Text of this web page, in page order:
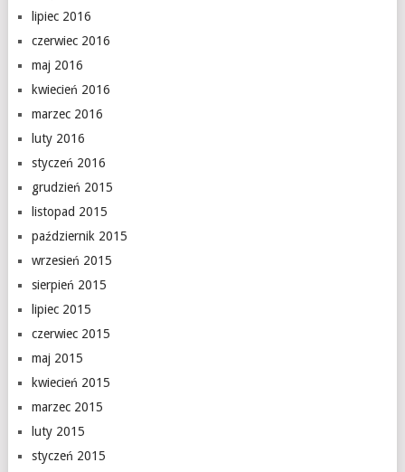
lipiec 2016
czerwiec 2016
maj 2016
kwiecień 2016
marzec 2016
luty 2016
styczeń 2016
grudzień 2015
listopad 2015
październik 2015
wrzesień 2015
sierpień 2015
lipiec 2015
czerwiec 2015
maj 2015
kwiecień 2015
marzec 2015
luty 2015
styczeń 2015